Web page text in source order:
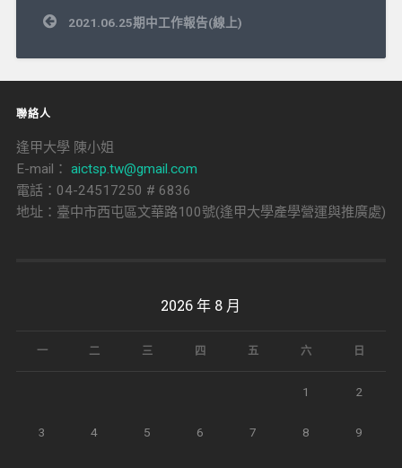
文
章
覽
2021.06.25期中工作報告(線上)
聯絡人
逢甲大學 陳小姐
E-mail： aictsp.tw@gmail.com
電話：04-24517250 # 6836
地址：臺中市西屯區文華路100號(逢甲大學產學營運與推廣處)
2026 年 8 月
一 二 三 四 五 六 日
1 2
3 4 5 6 7 8 9